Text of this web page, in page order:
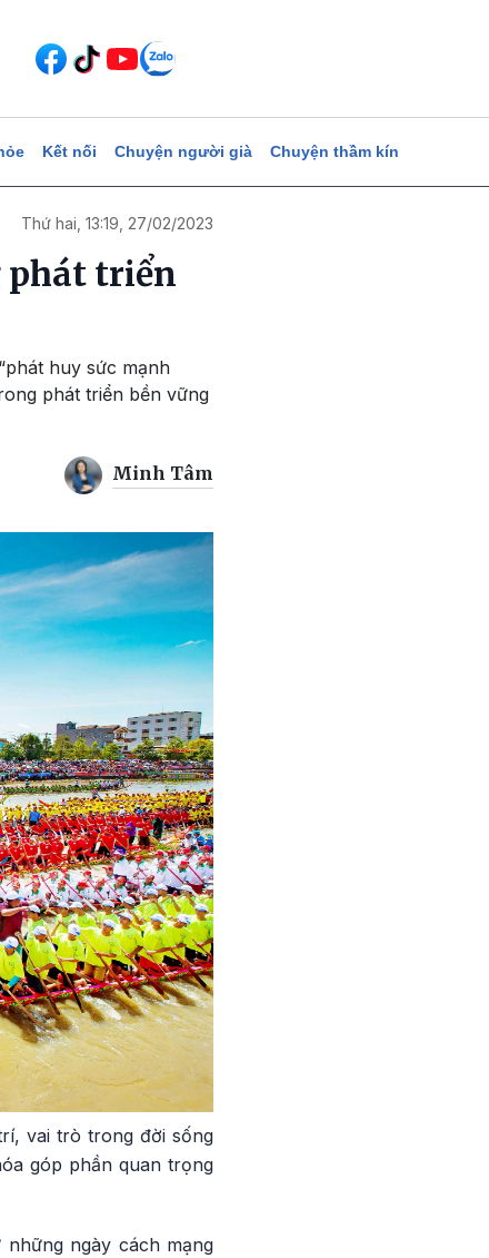
Kết nối Chuyện người già Chuyện thầm kín
Thứ hai, 13:19, 27/02/2023
phát triển
huy sức mạnh
phát triển bền vững
Minh Tâm
vai trò trong đời sống
góp phần quan trọng
ngày cách mạng